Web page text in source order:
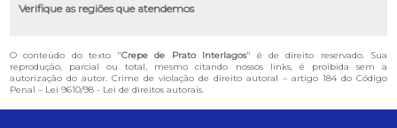
Verifique as regiões que atendemos
O conteúdo do texto "Crepe de Prato Interlagos" é de direito reservado. Sua
reprodução, parcial ou total, mesmo citando nossos links, é proibida sem a
autorização do autor. Crime de violação de direito autoral – artigo 184 do Código
Penal – Lei 9610/98 - Lei de direitos autorais.